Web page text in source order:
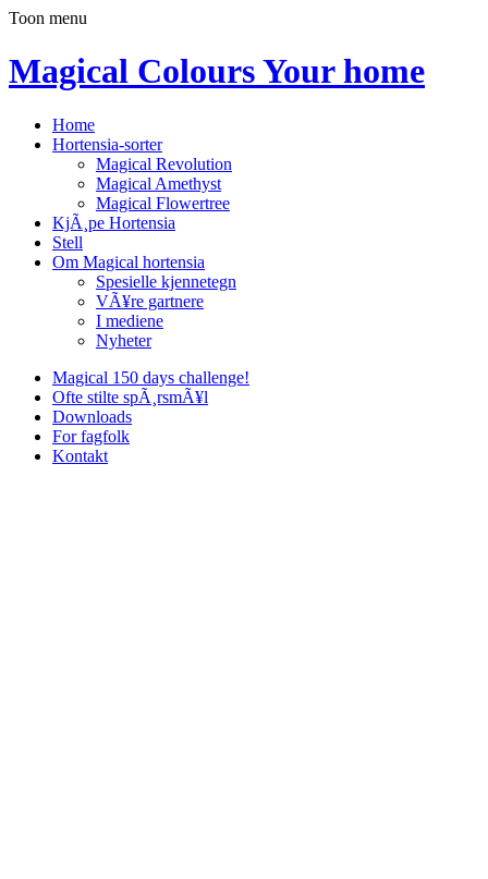
Toon menu
Magical Colours Your home
Home
Hortensia-sorter
Magical Revolution
Magical Amethyst
Magical Flowertree
KjÃ¸pe Hortensia
Stell
Om Magical hortensia
Spesielle kjennetegn
VÃ¥re gartnere
I mediene
Nyheter
Magical 150 days challenge!
Ofte stilte spÃ¸rsmÃ¥l
Downloads
For fagfolk
Kontakt